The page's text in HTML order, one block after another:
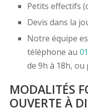
Petits effectifs
Devis dans la
Notre équipe
téléphone au
de 9h à 18h, ou
MODALITÉS
OUVERTE À